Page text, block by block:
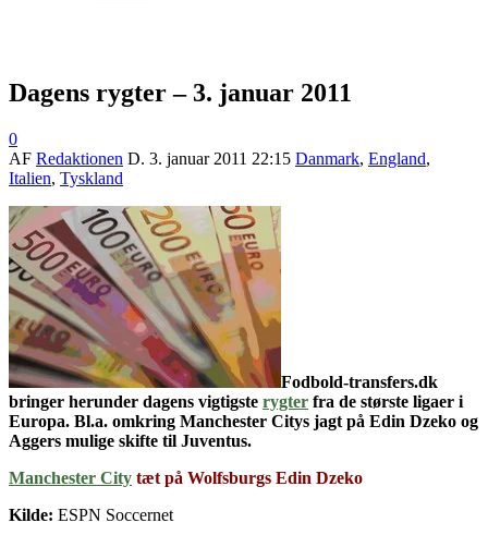
Dagens rygter – 3. januar 2011
0
AF Redaktionen D. 3. januar 2011 22:15 Danmark, England,
Italien, Tyskland
Fodbold-transfers.dk
bringer herunder dagens vigtigste rygter fra de største ligaer i
Europa. Bl.a. omkring Manchester Citys jagt på Edin Dzeko og
Aggers mulige skifte til Juventus.
Manchester City tæt på Wolfsburgs Edin Dzeko
Kilde: ESPN Soccernet